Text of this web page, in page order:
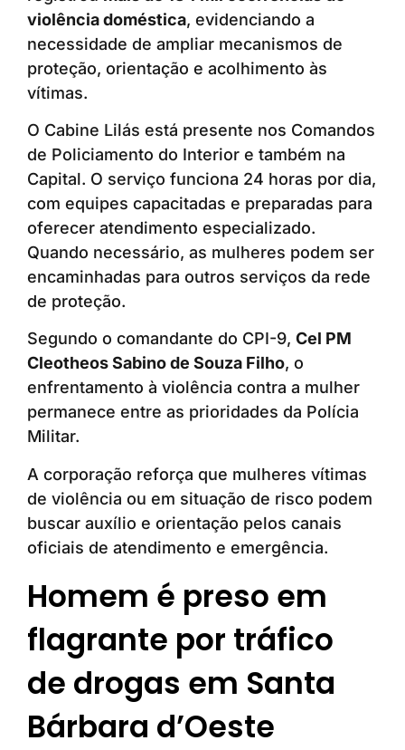
violência doméstica, evidenciando a
necessidade de ampliar mecanismos de
proteção, orientação e acolhimento às
vítimas.
O Cabine Lilás está presente nos Comandos
de Policiamento do Interior e também na
Capital. O serviço funciona 24 horas por dia,
com equipes capacitadas e preparadas para
oferecer atendimento especializado.
Quando necessário, as mulheres podem ser
encaminhadas para outros serviços da rede
de proteção.
Segundo o comandante do CPI-9, Cel PM
Cleotheos Sabino de Souza Filho, o
enfrentamento à violência contra a mulher
permanece entre as prioridades da Polícia
Militar.
A corporação reforça que mulheres vítimas
de violência ou em situação de risco podem
buscar auxílio e orientação pelos canais
oficiais de atendimento e emergência.
Homem é preso em
flagrante por tráfico
de drogas em Santa
Bárbara d’Oeste